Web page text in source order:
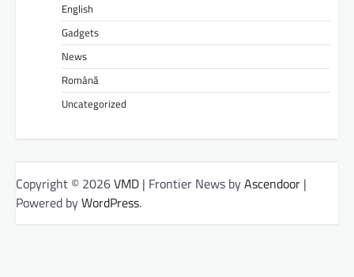
English
Gadgets
News
Română
Uncategorized
Copyright © 2026VMD | Frontier News byAscendoor |
Powered byWordPress.